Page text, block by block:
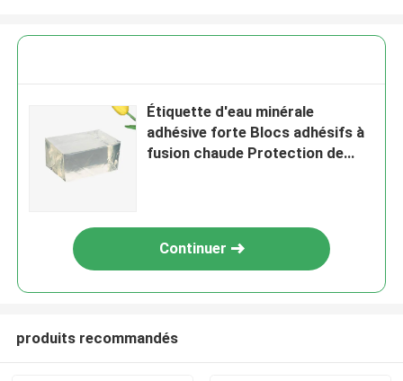
Étiquette d'eau minérale
adhésive forte Blocs adhésifs à
fusion chaude Protection de
Continuer
produits recommandés